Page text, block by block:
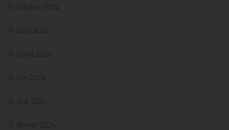
octobre 2024
août 2024
juillet 2024
juin 2024
mai 2024
février 2024